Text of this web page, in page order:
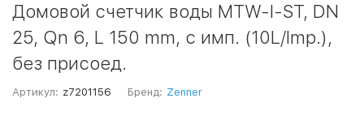
Домовой счетчик воды MTW-I-ST, DN
25, Qn 6, L 150 mm, с имп. (10L/Imp.),
без присоед.
Артикул: z7201156 Бренд: Zenner